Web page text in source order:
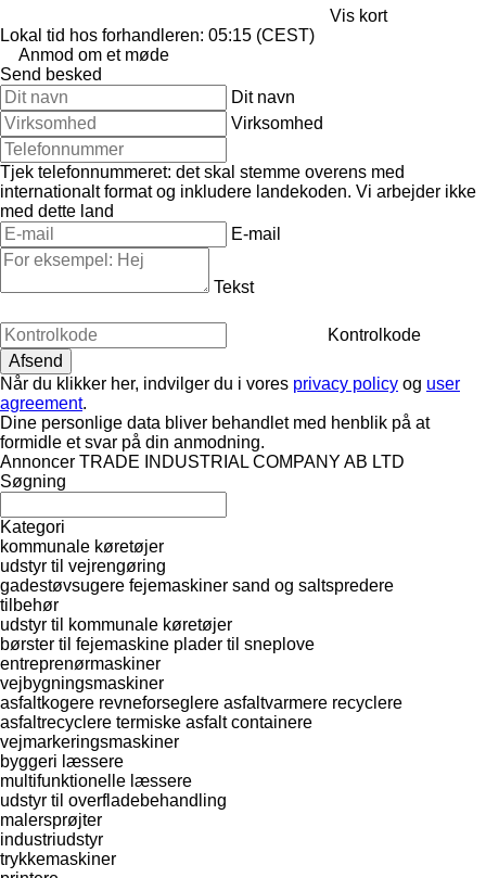
Vis kort
Lokal tid hos forhandleren: 05:15 (CEST)
Anmod om et møde
Send besked
Dit navn
Virksomhed
Tjek telefonnummeret: det skal stemme overens med
internationalt format og inkludere landekoden. Vi arbejder ikke
med dette land
E-mail
Tekst
Kontrolkode
Når du klikker her, indvilger du i vores privacy policy og user
agreement.
Dine personlige data bliver behandlet med henblik på at
formidle et svar på din anmodning.
Annoncer TRADE INDUSTRIAL COMPANY AB LTD
Søgning
Kategori
kommunale køretøjer
udstyr til vejrengøring
gadestøvsugere fejemaskiner sand og saltspredere
tilbehør
udstyr til kommunale køretøjer
børster til fejemaskine plader til sneplove
entreprenørmaskiner
vejbygningsmaskiner
asfaltkogere revneforseglere asfaltvarmere recyclere
asfaltrecyclere termiske asfalt containere
vejmarkeringsmaskiner
byggeri læssere
multifunktionelle læssere
udstyr til overfladebehandling
malersprøjter
industriudstyr
trykkemaskiner